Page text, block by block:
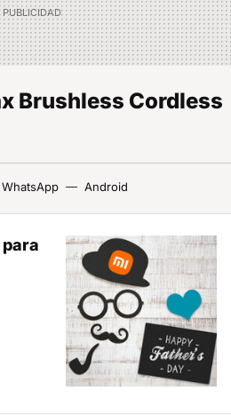
Brushless Cordless
WhatsApp Android